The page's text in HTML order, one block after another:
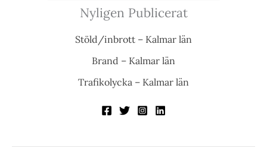
Nyligen Publicerat
Stöld/inbrott – Kalmar län
Brand – Kalmar län
Trafikolycka – Kalmar län